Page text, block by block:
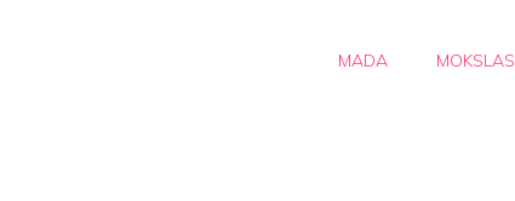
MADA MOKSLAS